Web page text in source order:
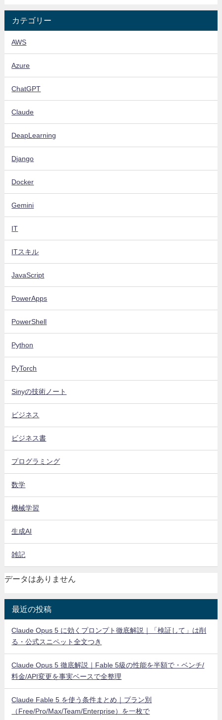
カテゴリー
AWS
Azure
ChatGPT
Claude
DeapLearning
Django
Docker
Gemini
IT
ITスキル
JavaScript
PowerApps
PowerShell
Python
PyTorch
Sinyの技術ノート
ビジネス
ビジネス書
プログラミング
数学
機械学習
生成AI
雑記
データはありません
最近の投稿
Claude Opus 5 に効くプロンプト徹底解説｜「検証して」は削
る・公式スニペット全文つき
Claude Opus 5 徹底解説｜Fable 5級の性能を半額で・ベンチ/
料金/API変更を事実ベースで全整理
Claude Fable 5 を使う条件まとめ｜プラン別
（Free/Pro/Max/Team/Enterprise）を一枚で